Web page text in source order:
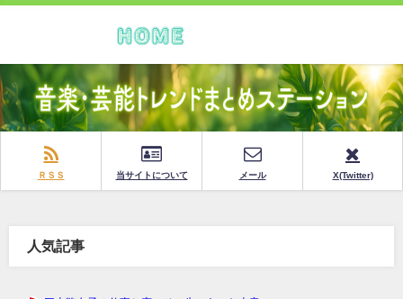
ＲＳＳ 当サイトについて メール X(Twitter)
人気記事